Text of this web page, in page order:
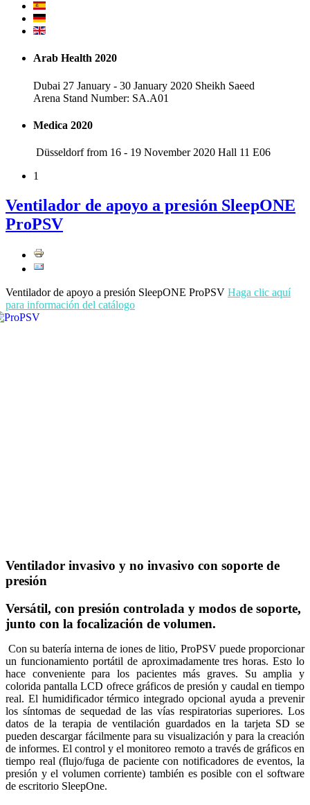
Arab Health 2020
Dubai 27 January - 30 January 2020 Sheikh Saeed
Arena Stand Number: SA.A01
Medica 2020
Düsseldorf from 16 - 19 November 2020 Hall 11 E06
1
Ventilador de apoyo a presión SleepONE
ProPSV
Ventilador de apoyo a presión SleepONE ProPSV Haga clic aquí
para información del catálogo
Ventilador invasivo y no invasivo con soporte de
presión
Versátil, con presión controlada y modos de soporte,
junto con la focalización de volumen.
Con su batería interna de iones de litio, ProPSV puede proporcionar
un funcionamiento portátil de aproximadamente tres horas. Esto lo
hace conveniente para los pacientes más graves. Su amplia y
colorida pantalla LCD ofrece gráficos de presión y caudal en tiempo
real. El humidificador térmico integrado opcional ayuda a prevenir
los síntomas de sequedad de las vías respiratorias superiores. Los
datos de la terapia de ventilación guardados en la tarjeta SD se
pueden descargar fácilmente para su visualización y para la creación
de informes. El control y el monitoreo remoto a través de gráficos en
tiempo real (flujo/fuga de paciente con notificadores de eventos, la
presión y el volumen corriente) también es posible con el software
de escritorio SleepOne.